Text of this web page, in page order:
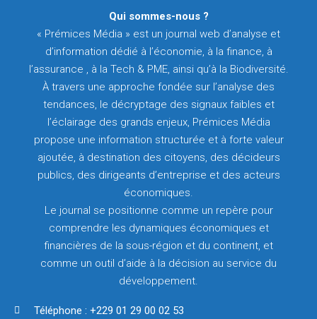
Qui sommes-nous ?
« Prémices Média » est un journal web d’analyse et
d’information dédié à l’économie, à la finance, à
l’assurance , à la Tech & PME, ainsi qu’à la Biodiversité.
À travers une approche fondée sur l’analyse des
tendances, le décryptage des signaux faibles et
l’éclairage des grands enjeux, Prémices Média
propose une information structurée et à forte valeur
ajoutée, à destination des citoyens, des décideurs
publics, des dirigeants d’entreprise et des acteurs
économiques.
Le journal se positionne comme un repère pour
comprendre les dynamiques économiques et
financières de la sous-région et du continent, et
comme un outil d’aide à la décision au service du
développement.
Téléphone : +229 01 29 00 02 53